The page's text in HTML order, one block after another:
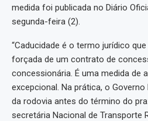
medida foi publicada no Diário
segunda-feira (2).
“Caducidade é o termo jurídico
forçada de um contrato de
concessionária. É uma medida de
excepcional. Na prática, o
da rodovia antes do término do
secretária Nacional de Transporte